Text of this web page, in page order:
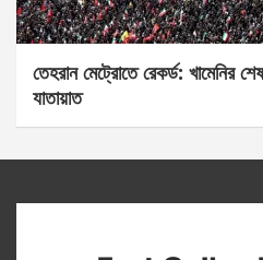
তেহরান মেট্রোতে রেকর্ড: খামেনির
যাতায়াত